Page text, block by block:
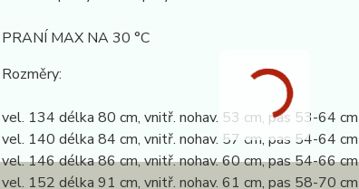
PRANÍ MAX NA 30 °C
Rozměry:
vel. 134 délka 80 cm, vnitř. nohav. 53 cm, pas 53-64 cm
vel. 140 délka 84 cm, vnitř. nohav. 57 cm, pas 54-64 cm
vel. 146 délka 86 cm, vnitř. nohav. 60 cm, pas 54-66 cm
vel. 152 délka 91 cm, vnitř. nohav. 61 cm, pas 58-70 cm